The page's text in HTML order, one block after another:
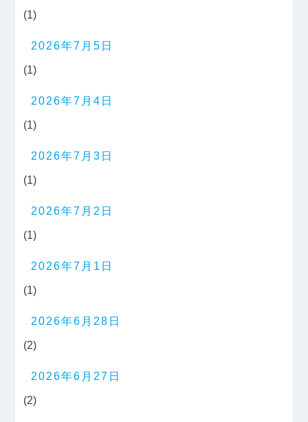
(1)
2026年7月5日
(1)
2026年7月4日
(1)
2026年7月3日
(1)
2026年7月2日
(1)
2026年7月1日
(1)
2026年6月28日
(2)
2026年6月27日
(2)